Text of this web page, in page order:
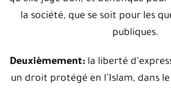
la société, que se soit pour les
publiques.
Deuxièmement:la liberté
un droit protégé en l’Islam, dans